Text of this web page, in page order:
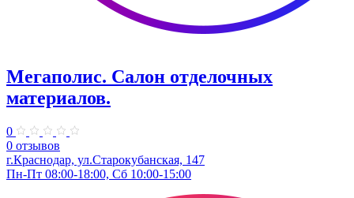
Мегаполис. Салон отделочных
материалов.
0
0 отзывов
г.Краснодар, ул.Старокубанская, 147
Пн-Пт 08:00-18:00, Сб 10:00-15:00